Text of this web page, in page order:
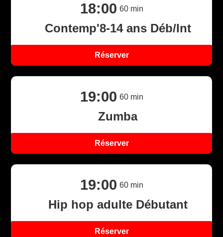
18:00 60min
Contemp'8-14 ans Déb/Int
Réserver
19:00 60min
Zumba
Réserver
19:00 60min
Hip hop adulte Débutant
Réserver